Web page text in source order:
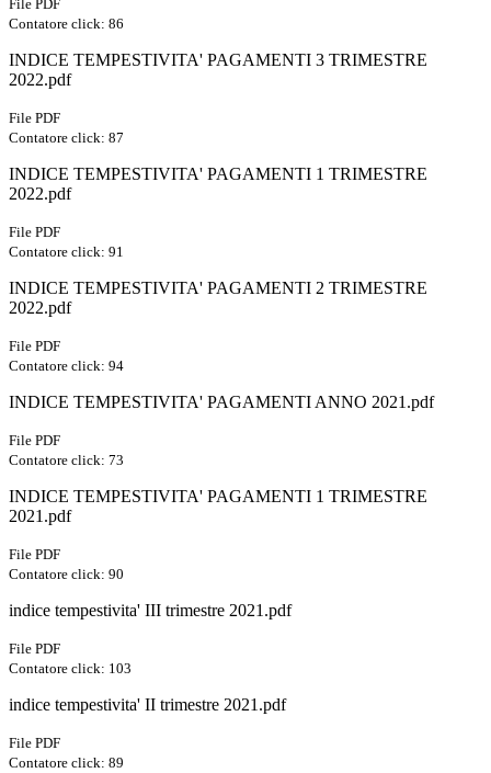
File PDF
Contatore click: 86
INDICE TEMPESTIVITA' PAGAMENTI 3 TRIMESTRE
2022.pdf
File PDF
Contatore click: 87
INDICE TEMPESTIVITA' PAGAMENTI 1 TRIMESTRE
2022.pdf
File PDF
Contatore click: 91
INDICE TEMPESTIVITA' PAGAMENTI 2 TRIMESTRE
2022.pdf
File PDF
Contatore click: 94
INDICE TEMPESTIVITA' PAGAMENTI ANNO 2021.pdf
File PDF
Contatore click: 73
INDICE TEMPESTIVITA' PAGAMENTI 1 TRIMESTRE
2021.pdf
File PDF
Contatore click: 90
indice tempestivita' III trimestre 2021.pdf
File PDF
Contatore click: 103
indice tempestivita' II trimestre 2021.pdf
File PDF
Contatore click: 89